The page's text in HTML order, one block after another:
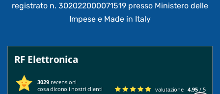
registrato n. 302022000071519 presso Ministero delle
Impese e Made in Italy
RF Elettronica
3029 recensioni
cosa dicono i nostri clienti valutazione 4.95 / 5